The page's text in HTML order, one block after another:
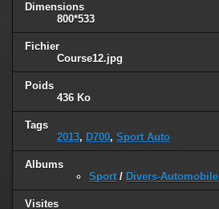
Dimensions
800*533
Fichier
Course12.jpg
Poids
436 Ko
Tags
2013, D700, Sport Auto
Albums
Sport / Divers-Automobile
Visites